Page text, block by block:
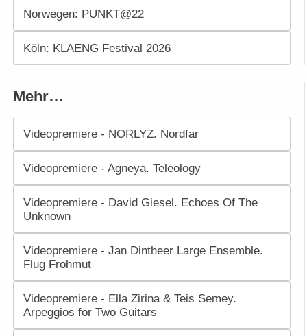
Norwegen: PUNKT@22
Köln: KLAENG Festival 2026
Mehr…
Videopremiere - NORLYZ. Nordfar
Videopremiere - Agneya. Teleology
Videopremiere - David Giesel. Echoes Of The
Unknown
Videopremiere - Jan Dintheer Large Ensemble.
Flug Frohmut
Videopremiere - Ella Zirina & Teis Semey.
Arpeggios for Two Guitars